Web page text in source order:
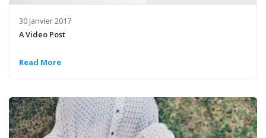
30 janvier 2017
A Video Post
Read More